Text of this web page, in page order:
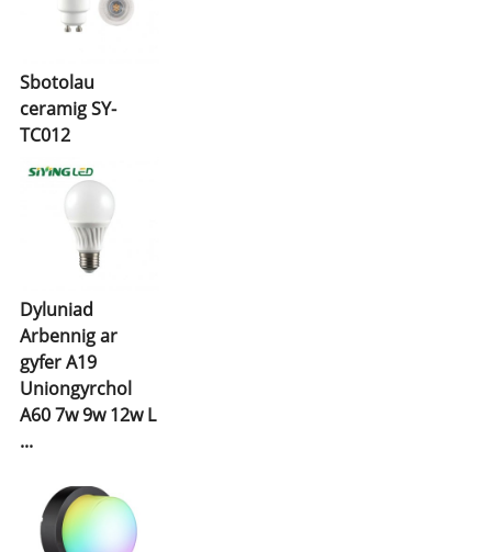
Sbotolau
ceramig SY-
TC012
Dyluniad
Arbennig ar
gyfer A19
Uniongyrchol
A60 7w 9w 12w L
...